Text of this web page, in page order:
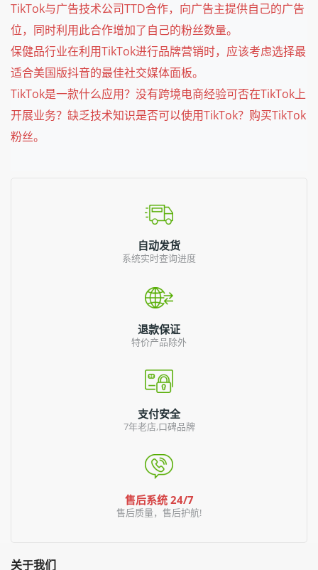
TikTok与广告技术公司TTD合作，向广告主提供自己的广告
位，同时利用此合作增加了自己的粉丝数量。
保健品行业在利用TikTok进行品牌营销时，应该考虑选择最
适合美国版抖音的最佳社交媒体面板。
TikTok是一款什么应用？没有跨境电商经验可否在TikTok上
开展业务？缺乏技术知识是否可以使用TikTok？购买TikTok
粉丝。
自动发货
系统实时查询进度
退款保证
特价产品除外
支付安全
7年老店,口碑品牌
售后系统 24/7
售后质量，售后护航!
关于我们